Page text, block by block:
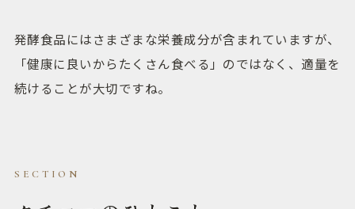
発酵食品にはさまざまな栄養成分が含まれていますが、
「健康に良いからたくさん食べる」のではなく、適量を
続けることが大切ですね。